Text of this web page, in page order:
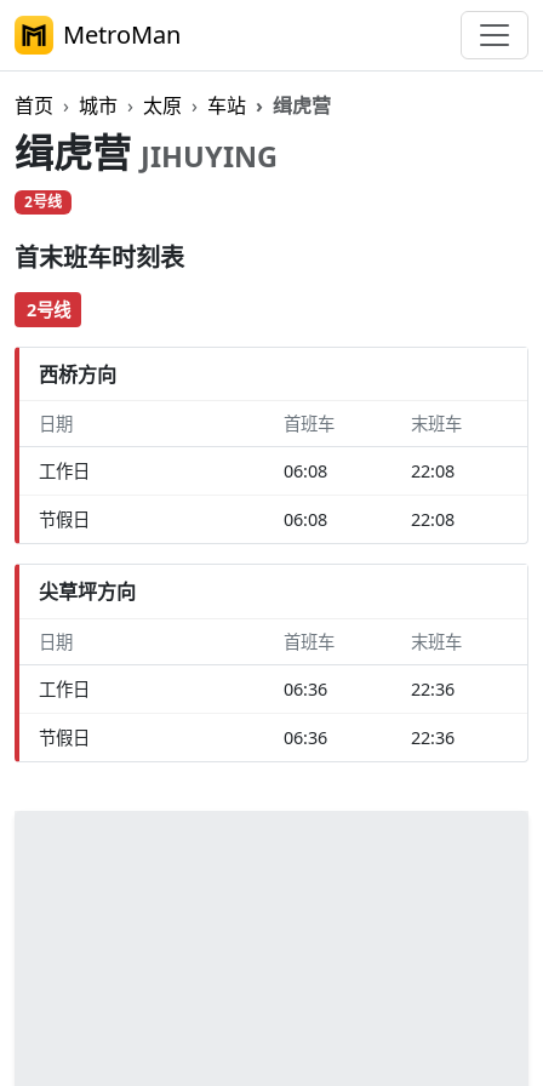
MetroMan
首页 城市 太原 车站 缉虎营
缉虎营 JIHUYING
2号线
首末班车时刻表
2号线
西桥方向
日期 首班车 末班车
工作日 06:08 22:08
节假日 06:08 22:08
尖草坪方向
日期 首班车 末班车
工作日 06:36 22:36
节假日 06:36 22:36